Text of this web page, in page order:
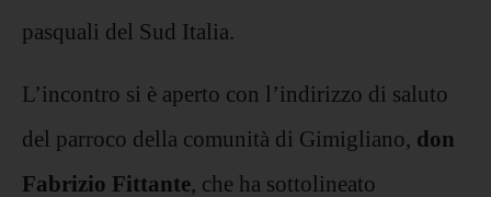
pasquali del Sud Italia.
L’incontro si è aperto con l’indirizzo di saluto
del parroco della comunità di Gimigliano, don
Fabrizio Fittante, che ha sottolineato